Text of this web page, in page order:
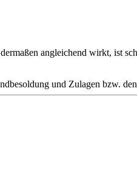
angleichend wirkt, ist
und Zulagen bzw.